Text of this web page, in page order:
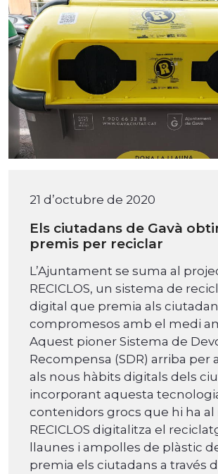
21 d’octubre de 2020
Els ciutadans de Gavà
premis per reciclar
L’Ajuntament se suma al
RECICLOS, un sistema de
digital que premia als
compromesos amb el medi
Aquest pioner Sistema de
Recompensa (SDR) arriba per
als nous hàbits digitals dels
incorporant aquesta
contenidors grocs que hi ha al
RECICLOS digitalitza el
llaunes i ampolles de plàstic
premia els ciutadans a través